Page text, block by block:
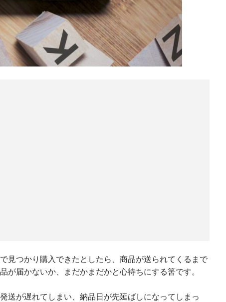
見つかり購入できたとしたら、商品が送られてくるまで
が届かないか、まだかまだかと心待ちにする筈です。
送が遅れてしまい、納品日が先延ばしになってしまっ